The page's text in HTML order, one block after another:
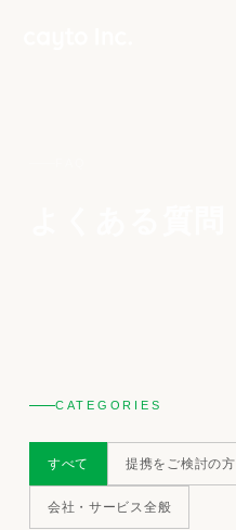
CATEGORIES
すべて 提携をご検討の方
会社・サービス全般